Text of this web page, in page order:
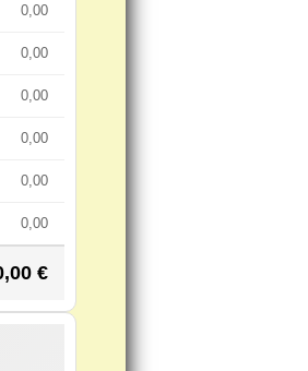
0,00
0,00
0,00
0,00
0,00
0,00
€